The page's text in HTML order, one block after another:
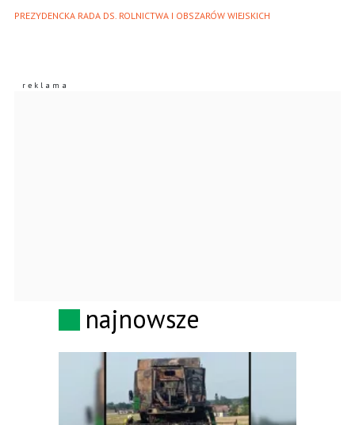
PREZYDENCKA RADA DS. ROLNICTWA I OBSZARÓW WIEJSKICH
najnowsze